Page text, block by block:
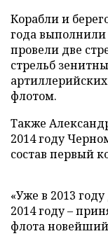
Корабли и
года
провели две
стрельб
флотом.
Также
2014 году
состав первый
«Уже в 2013
2014 году–
флота